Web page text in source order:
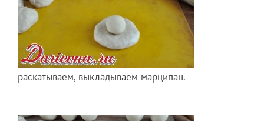
раскатываем, выкладываем марципан.